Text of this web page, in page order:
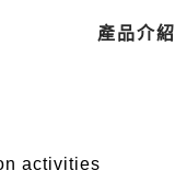
產品介紹
activities